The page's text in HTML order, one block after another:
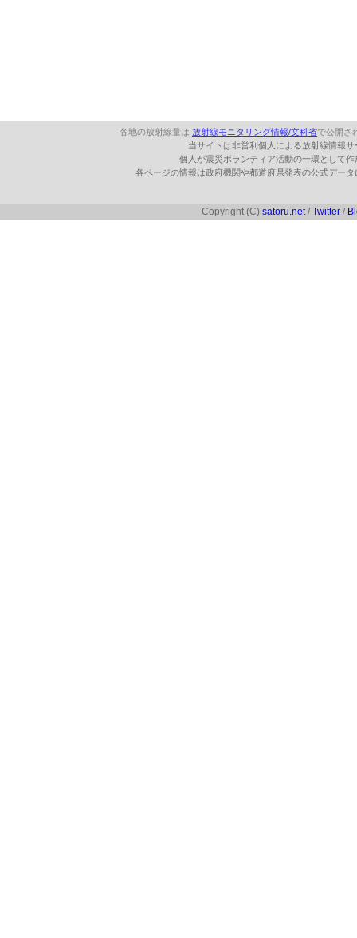
各地の放射線量は 放射線モニタリング情報/文科省で公開さ
当サイトは非営利個人による放射線情報サ
個人が震災ボランティア活動の一環として作
各ページの情報は政府機関や都道府県発表の公式デー
Copyright (C) satoru.net/ Twitter /